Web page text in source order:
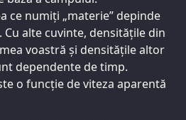
ce numiți „materie” depinde
Cu alte cuvinte, densitățile din
voastră și densitățile altor
dependente de timp.
o funcție de viteza aparentă